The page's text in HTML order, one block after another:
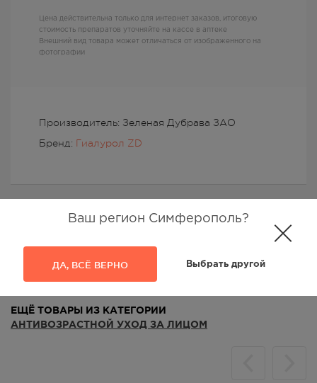
Ваш регион Симферополь?
ДА, ВСЁ ВЕРНО Выбрать другой
Производитель: Зеленая Дубрава ЗАО
Бренд: Гиалурол ZD
Цена действительна только для интернет заказов, итоговую
стоимость препаратов уточняйте на кассе в аптеке
Внешний вид товара может отличаться от изображенного на
фотографии
ЕЩЁ ТОВАРЫ ИЗ КАТЕГОРИИ
АНТИВОЗРАСТНОЙ УХОД ЗА ЛИЦОМ